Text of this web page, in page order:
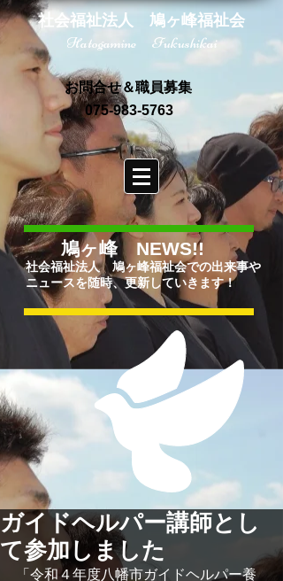
社会福祉法人 鳩ヶ峰福祉会
Hatogamine Fukushikai
075-983-5763
お問合せ＆職員募集
鳩ヶ峰 NEWS!!
社会福祉法人 鳩ヶ峰福祉会での出来事や
ニュースを随時、更新していきます！
ガイドヘルパー講師とし
て参加しました
「令和４年度八幡市ガイドヘルパー養